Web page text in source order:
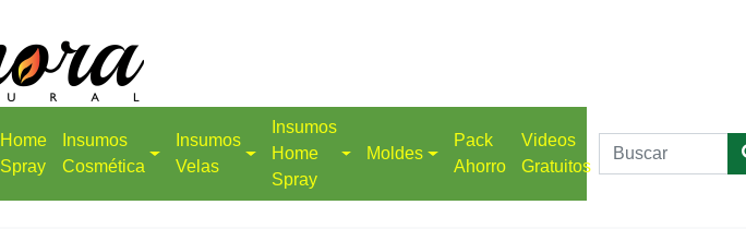
Home
Spray
Insumos
Cosmética
Insumos
Velas
Insumos
Home
Spray
Moldes
Pack
Ahorro
Videos
Gratuitos